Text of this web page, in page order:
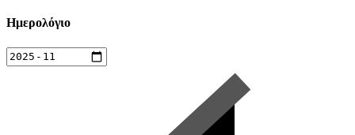
Ημερολόγιο